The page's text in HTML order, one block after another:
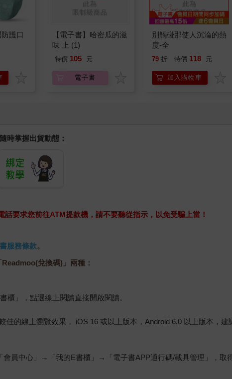
護口
【電子書】哈密瓜的滋
味 上 (1)
特價 105 元
電子書
別觸碰那使人沉淪的熱
度-全
79 折 特價 118 元
加入購物車
時掌握出貨動態：
要求您前往ATM提款機，請不要聽從指示，以免受騙上當！
服務條款。
兌換碼)」兩種：
」，點選線上閱讀直接開啟閱讀。
佳的線上瀏覽效果， iOS 16 或以上版本，Android 6.0 以上版本，
會員中心」→「我的E書櫃」→「電子書APP通行碼/載具管理」，取